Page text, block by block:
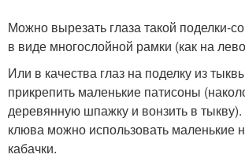
Можно вырезать глаза такой поделки-
в виде многослойной рамки (как на
Или в качества глаз на поделку из
прикрепить маленькие патисоны
деревянную шпажку и вонзить в тыкву).
клюва можно использовать маленькие
кабачки.